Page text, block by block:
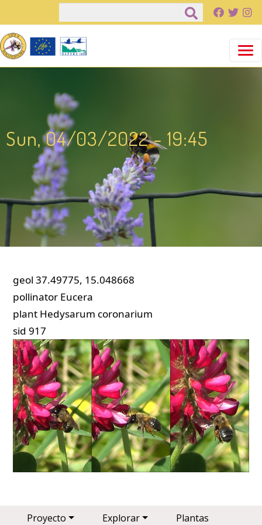
Pasar al contenido principal
Sun, 04/03/2022 - 19:45
geol 37.49775, 15.048668
pollinator Eucera
plant Hedysarum coronarium
sid 917
Main navigation
Proyecto Explorar Plantas